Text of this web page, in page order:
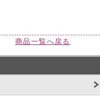
商品一覧へ戻る